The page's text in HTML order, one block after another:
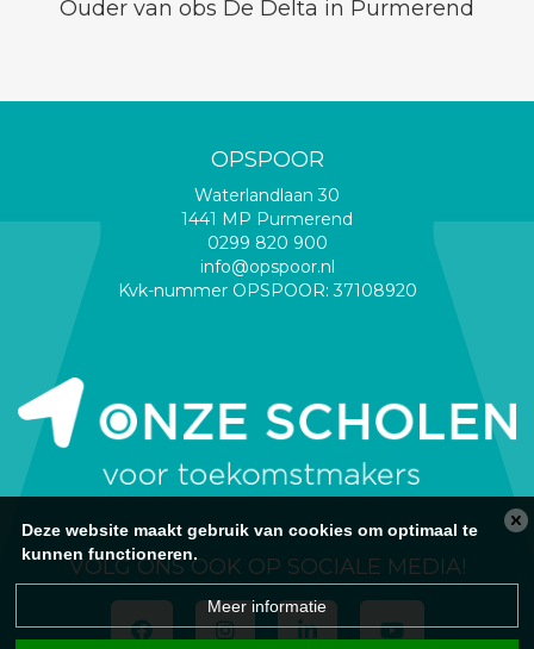
Ouder van obs De Delta in Purmerend
OPSPOOR
Waterlandlaan 30
1441 MP Purmerend
0299 820 900
info@opspoor.nl
Kvk-nummer OPSPOOR: 37108920
VOLG ONS OOK OP SOCIALE MEDIA!
Deze website maakt gebruik van cookies om optimaal te
kunnen functioneren.
Meer informatie